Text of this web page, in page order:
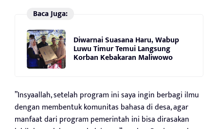
Baca Juga:
Diwarnai Suasana Haru, Wabup
Luwu Timur Temui Langsung
Korban Kebakaran Maliwowo
”Insyaallah, setelah program ini saya ingin berbagi ilmu
dengan membentuk komunitas bahasa di desa, agar
manfaat dari program pemerintah ini bisa dirasakan